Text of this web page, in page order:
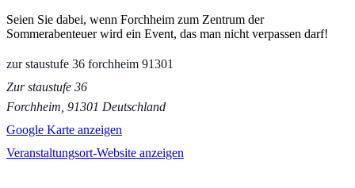
Seien Sie dabei, wenn Forchheim zum Zentrum der
Sommerabenteuer wird ein Event, das man nicht verpassen darf!
zur staustufe 36 forchheim 91301
Zur staustufe 36
Forchheim 91301 Deutschland
Google Karte anzeigen
Veranstaltungsort-Website anzeigen